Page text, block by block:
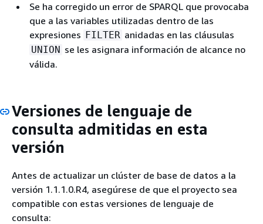
Se ha corregido un error de SPARQL que provocaba
que a las variables utilizadas dentro de las
expresiones FILTER anidadas en las cláusulas
UNION se les asignara información de alcance no
válida.
Versiones de lenguaje de
consulta admitidas en esta
versión
Antes de actualizar un clúster de base de datos a la
versión 1.1.1.0.R4, asegúrese de que el proyecto sea
compatible con estas versiones de lenguaje de
consulta: